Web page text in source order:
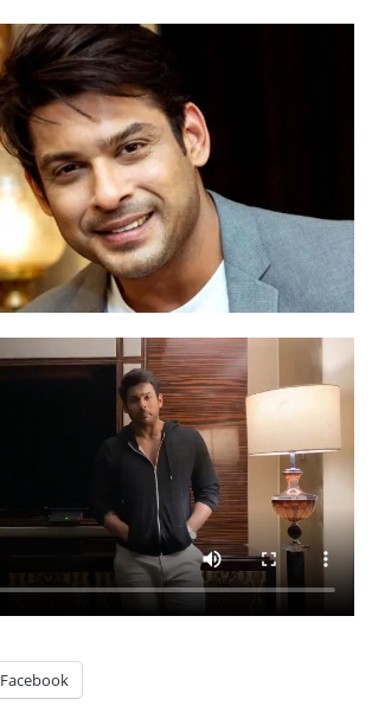
Facebook